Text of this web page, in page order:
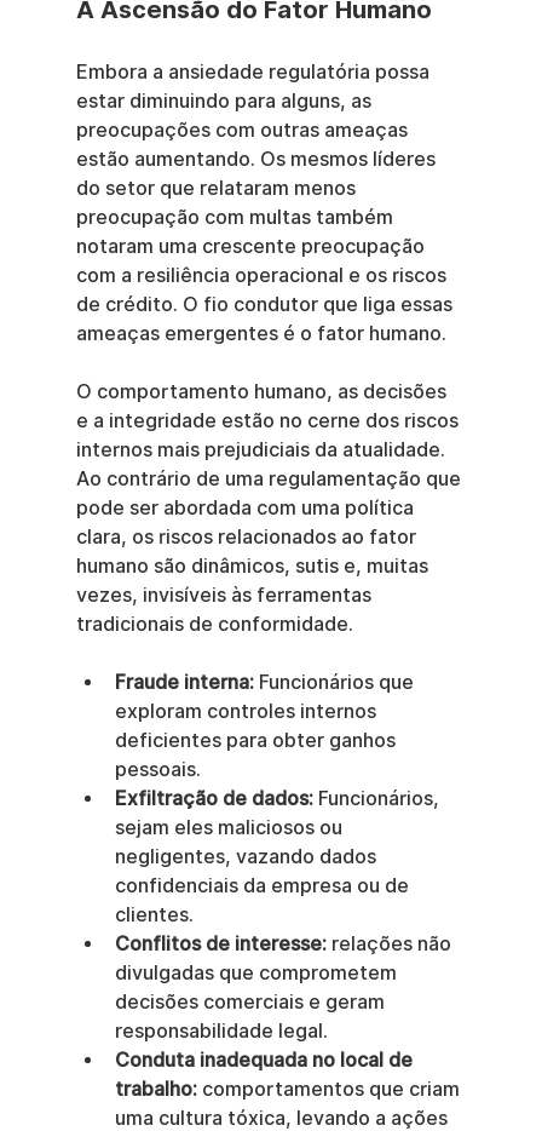
A Ascensão do Fator Humano
Embora a ansiedade regulatória possa
estar diminuindo para alguns, as
preocupações com outras ameaças
estão aumentando. Os mesmos líderes
do setor que relataram menos
preocupação com multas também
notaram uma crescente preocupação
com a resiliência operacional e os riscos
de crédito. O fio condutor que liga essas
ameaças emergentes é o fator humano.
O comportamento humano, as decisões
e a integridade estão no cerne dos riscos
internos mais prejudiciais da atualidade.
Ao contrário de uma regulamentação que
pode ser abordada com uma política
clara, os riscos relacionados ao fator
humano são dinâmicos, sutis e, muitas
vezes, invisíveis às ferramentas
tradicionais de conformidade.
Fraude interna: Funcionários que
exploram controles internos
deficientes para obter ganhos
pessoais.
Exfiltração de dados: Funcionários,
sejam eles maliciosos ou
negligentes, vazando dados
confidenciais da empresa ou de
clientes.
Conflitos de interesse: relações não
divulgadas que comprometem
decisões comerciais e geram
responsabilidade legal.
Conduta inadequada no local de
trabalho: comportamentos que criam
uma cultura tóxica, levando a ações